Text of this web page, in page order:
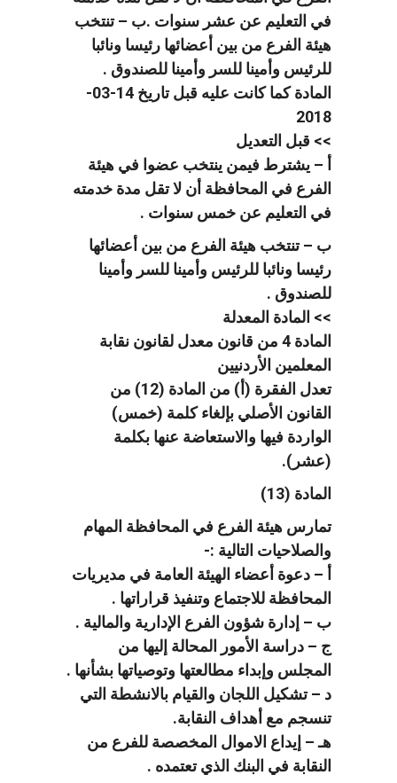
في التعليم عن عشر سنوات .ب – تنتخب
هيئة الفرع من بين أعضائها رئيسا ونائبا
للرئيس وأمينا للسر وأمينا للصندوق .
المادة كما كانت عليه قبل تاريخ 14-03-
2018
>> قبل التعديل
أ – يشترط فيمن ينتخب عضوا في هيئة
الفرع في المحافظة أن لا تقل مدة خدمته
في التعليم عن خمس سنوات .
ب – تنتخب هيئة الفرع من بين أعضائها
رئيسا ونائبا للرئيس وأمينا للسر وأمينا
للصندوق .
>> المادة المعدلة
المادة 4 من قانون معدل لقانون نقابة
المعلمين الأردنيين
تعدل الفقرة (أ) من المادة (12) من
القانون الأصلي بإلغاء كلمة (خمس)
الواردة فيها والاستعاضة عنها بكلمة
(عشر).
المادة (13)
تمارس هيئة الفرع في المحافظة المهام
والصلاحيات التالية :-
أ – دعوة أعضاء الهيئة العامة في مديريات
المحافظة للاجتماع وتنفيذ قراراتها .
ب – إدارة شؤون الفرع الإدارية والمالية .
ج – دراسة الأمور المحالة إليها من
المجلس وإبداء مطالعتها وتوصياتها بشأنها .
د – تشكيل اللجان والقيام بالانشطة التي
تنسجم مع أهداف النقابة.
هـ – إيداع الاموال المخصصة للفرع من
النقابة في البنك الذي تعتمده .